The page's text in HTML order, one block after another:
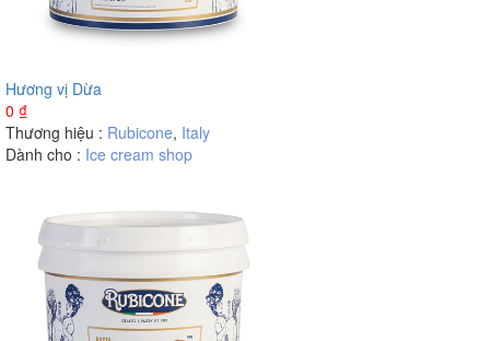
Hương vị Dừa
0 ₫
Thương hiệu : Rubicone, Italy
Dành cho : Ice cream shop